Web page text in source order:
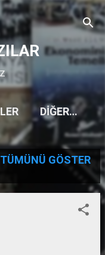
DIĞER…
TÜMÜNÜ GÖSTER